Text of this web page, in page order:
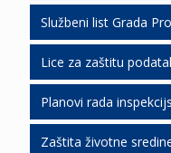
Slobodne lokacije
Ekonomski razvoj
Javno partnerstvo
Javne nabavke
Javne nabavke
Javne nabavke
Javne nabavke
Službeni list Grada
SLGP 2026
SLGP 2025
SLGP 2024
Lice za zaštitu
Planovi rada
Planovi rada I.S.
Zaštita životne